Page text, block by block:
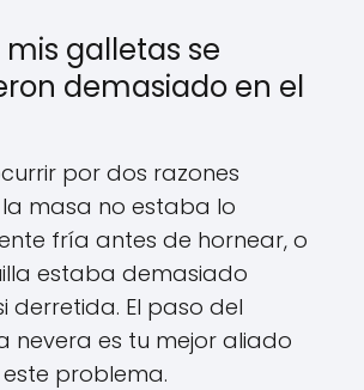
mis galletas se
demasiado en el
por dos razones
masa no estaba lo
fría antes de hornear, o
estaba demasiado
derretida. El paso del
nevera es tu mejor aliado
problema.